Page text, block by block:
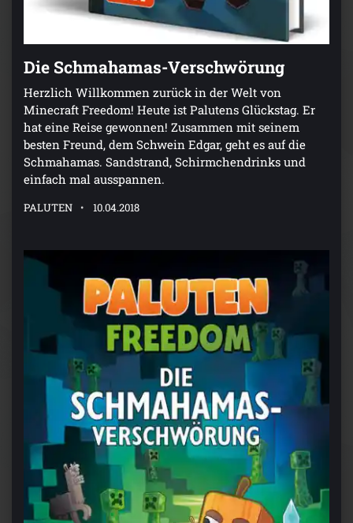
Die Schmahamas-Verschwörung
Herzlich Willkommen zurück in der Welt von
Minecraft Freedom! Heute ist Palutens Glückstag. Er
hat eine Reise gewonnen! Zusammen mit seinem
besten Freund, dem Schwein Edgar, geht es auf die
Schmahamas. Sandstrand, Schirmchendrinks und
einfach mal ausspannen.
PALUTEN 10.04.2018